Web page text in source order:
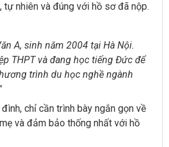
tự nhiên và đúng với hồ sơ đã nộp.
A, sinh năm 2004 tại Hà Nội.
THPT và đang học tiếng Đức để
trình du học nghề ngành
chỉ cần trình bày ngắn gọn về
và đảm bảo thống nhất với hồ